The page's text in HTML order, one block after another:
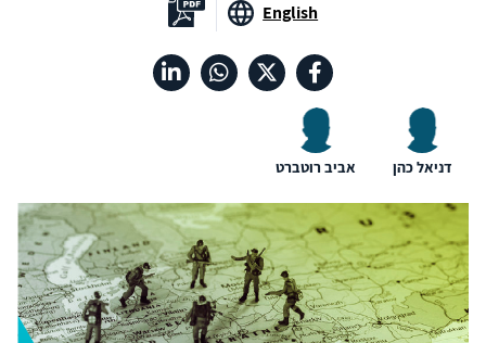
English
דניאל כהן אביב רוטברט